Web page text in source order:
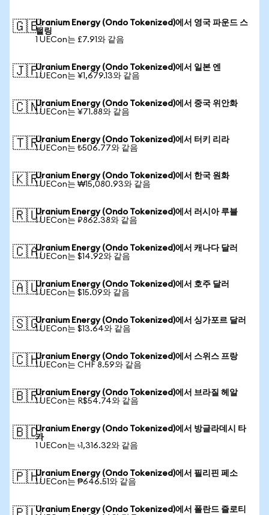
🇬🇧Uranium Energy (Ondo Tokenized)에서 영국 파운드 스
털링
1 UECon는 £7.91와 같음
🇯🇵Uranium Energy (Ondo Tokenized)에서 일본 엔
1 UECon는 ¥1,679.13와 같음
🇨🇳Uranium Energy (Ondo Tokenized)에서 중국 위안화
1 UECon는 ¥71.88와 같음
🇹🇷Uranium Energy (Ondo Tokenized)에서 터키 리라
1 UECon는 ₺506.77와 같음
🇰🇷Uranium Energy (Ondo Tokenized)에서 한국 원화
1 UECon는 ₩15,080.93와 같음
🇷🇺Uranium Energy (Ondo Tokenized)에서 러시아 루블
1 UECon는 ₽862.38와 같음
🇨🇦Uranium Energy (Ondo Tokenized)에서 캐나다 달러
1 UECon는 $14.92와 같음
🇦🇺Uranium Energy (Ondo Tokenized)에서 호주 달러
1 UECon는 $15.09와 같음
🇸🇬Uranium Energy (Ondo Tokenized)에서 싱가포르 달러
1 UECon는 $13.64와 같음
🇨🇭Uranium Energy (Ondo Tokenized)에서 스위스 프랑
1 UECon는 CHF 8.59와 같음
🇧🇷Uranium Energy (Ondo Tokenized)에서 브라질 헤알
1 UECon는 R$54.74와 같음
🇧🇩Uranium Energy (Ondo Tokenized)에서 방글라데시 타
카
1 UECon는 ৳1,316.32와 같음
🇵🇭Uranium Energy (Ondo Tokenized)에서 필리핀 페소
1 UECon는 ₱646.51와 같음
Uranium Energy (Ondo Tokenized)에서 폴란드 즐로티